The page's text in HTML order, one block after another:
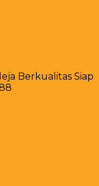
Berkualitas Siap